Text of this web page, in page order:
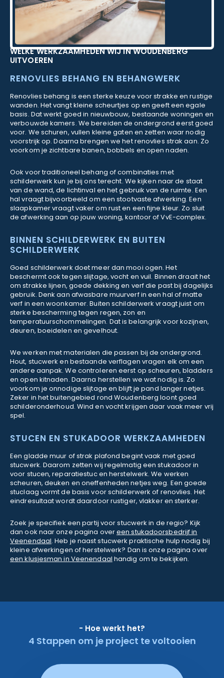
WELKE WERKZAAMHEDEN WIJ IN WOUDENBERG
UITVOEREN
RENOVLIES BEHANG EN BEHANGWERK
Renovlies behang is een sterke keuze voor strakke en rustige
wanden. Het vangt kleine scheurtjes op en geeft een egale
basis. Dat werkt goed in nieuwbouw, bestaande woningen en
verbouwde kamers. We bereiden de ondergrond eerst goed
voor. We schuren, vullen kleine gaten en zetten waar nodig
voorstrijk op. Daarna brengen we het renovlies strak aan. Zo
voorkom je zichtbare banen, bobbels en open naden.
Ook voor traditioneel behang of combinaties met
schilderwerk kun je bij ons terecht. We kijken naar de staat
van de wand, de lichtinval en het gebruik van de ruimte. Een
hal vraagt bijvoorbeeld om een stootvaste afwerking. Een
slaapkamer vraagt vaker om rust en een fijne kleur. Zo sluit
de afwerking aan op jouw woning, kantoor of VvE-complex.
BINNEN SCHILDERWERK EN BUITEN
SCHILDERWERK
Goed schilderwerk doet meer dan mooi ogen. Het
beschermt ook tegen slijtage, vocht en vuil. Binnen draait het
om strakke lijnen, goede dekking en verf die past bij dagelijks
gebruik. Denk aan afwasbare muurverf in een hal of matte
verf in een woonkamer. Buiten schilderwerk vraagt juist om
sterke bescherming tegen regen, zon en
temperatuurschommelingen. Dat is belangrijk voor kozijnen,
deuren, boeidelen en gevelhout.
We werken met materialen die passen bij de ondergrond.
Hout, stucwerk en bestaande verflagen vragen elk om een
andere aanpak. We controleren eerst op scheuren, bladders
en open kitnaden. Daarna herstellen we wat nodig is. Zo
voorkom je onnodige slijtage en blijft je pand langer netjes.
Zeker in het buitengebied rond Woudenberg loont goed
schilderonderhoud. Wind en vocht krijgen daar vaak meer vrij
spel.
STUCEN EN STUKADOOR WERKZAAMHEDEN
Een gladde muur of strak plafond begint vaak met goed
stucwerk. Daarom zetten wij regelmatig een stukadoor in
voor stucen, reparatiestuc en herstelwerk. We werken
scheuren, deuken en oneffenheden netjes weg. Een goede
stuclaag vormt de basis voor schilderwerk of renovlies. Het
eindresultaat wordt daardoor rustiger, vlakker en sterker.
Zoek je specifiek een partij voor stucwerk in de regio? Kijk
dan ook naar onze pagina overeen stukadoorsbedrijf in
Veenendaal. Heb je naast stucwerk praktische hulp nodig bij
kleine afwerkingen of herstelwerk? Dan is onze pagina over
een klusjesman in Veenendaal handig om te bekijken.
- Hoe werkt het?
4 Stappen om je project te voltooien